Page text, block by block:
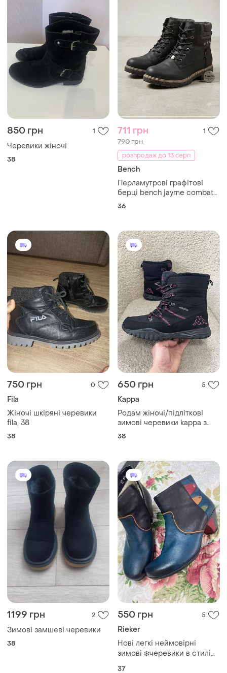
850 грн 1
Черевики жіночі
38
711 грн 1
790 грн
розпродаж до 13 серп
Bench
Перламутрові графітові
берці bench jayme combat
boots / зимові ботинки
36
750 грн 0
Fila
Жіночі шкіряні черевики
fila, 38
38
650 грн 5
Kappa
Родам жіночі/підліткові
зимові черевики kappa з
водонепроникною
38
1199 грн 2
Зимові замшеві черевики
38
550 грн 5
Rieker
Нові легкі неймовірні
зимові ❄️черевики в стилі
бохо 🥰ботинки 37
37